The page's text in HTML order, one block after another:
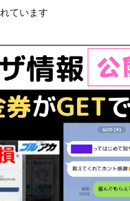
ています